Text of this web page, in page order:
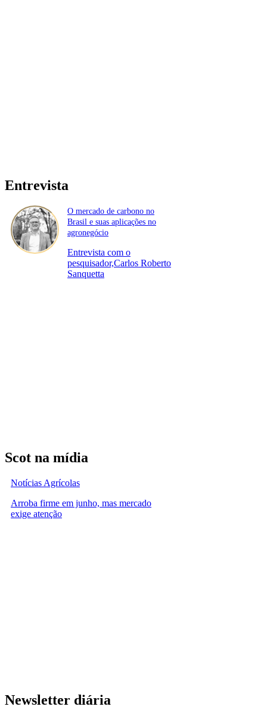
Entrevista
O mercado de carbono no
Brasil e suas aplicações no
agronegócio
Entrevista com o
pesquisador,Carlos Roberto
Sanquetta
Scot na mídia
Notícias Agrícolas
Arroba firme em junho, mas mercado
exige atenção
Newsletter diária